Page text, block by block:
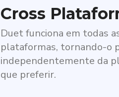
Cross
Duet funciona em todas
plataformas, tornando-o
independentemente da
que preferir.